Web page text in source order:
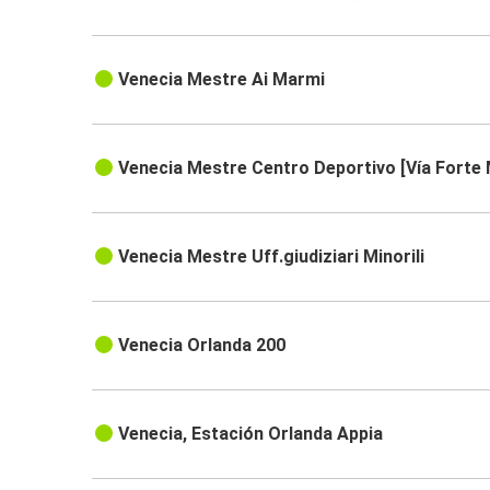
Venecia Mestre Ai Marmi
Venecia Mestre Centro Deportivo [Vía Forte
Venecia Mestre Uff.giudiziari Minorili
Venecia Orlanda 200
Venecia, Estación Orlanda Appia